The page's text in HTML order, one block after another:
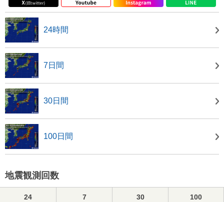
24時間
7日間
30日間
100日間
地震観測回数
24
7
30
100